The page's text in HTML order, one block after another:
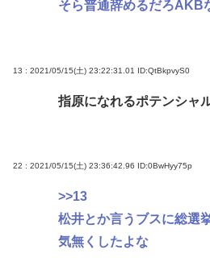
そら普通辞めるだろAKB
13 : 2021/05/15(土) 23:22:31.01 ID:QtBkpvyS0
指原になれるポテンシャ
22 : 2021/05/15(土) 23:36:42.96 ID:0BwHyy75p
>>13
松井とか言うブスに総選
気無くしたよな